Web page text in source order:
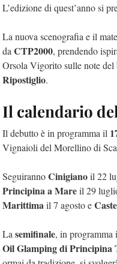
L’edizione di quest’anno si
La nuova scenografia e il
da CTP2000, prendendo
Orsola Vigorito sulle note del
Ripostiglio.
Il calendario
Il debutto è in programma il
Vignaioli del Morellino di
SeguirannoCinigianoil 22
Principina a Mareil 29
Marittimail 7 agosto e
La semifinale, in programma
Oil Glamping di Principina